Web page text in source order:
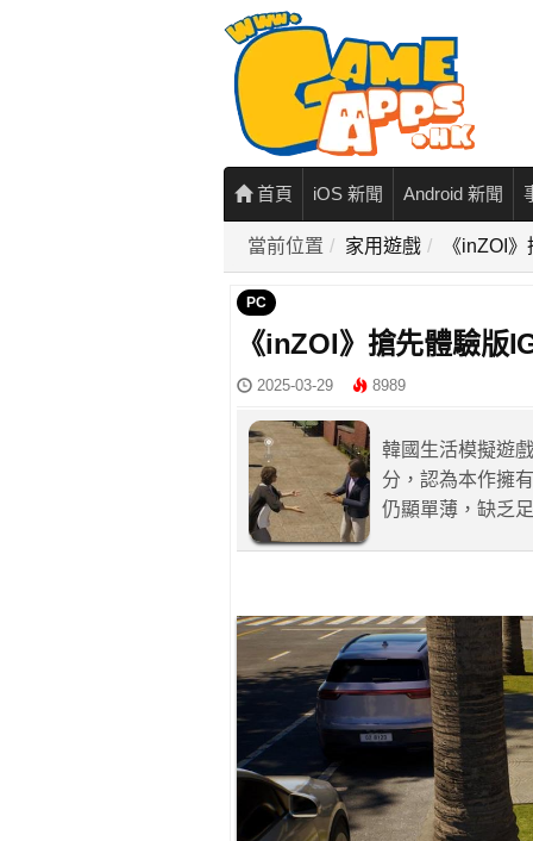
首頁 iOS 新聞 Android 新聞
當前位置 家用遊戲 《inZOI
PC
《inZOI》搶先體驗版
2025-03-29 8989
韓國生活模擬遊
分，認為本作擁
仍顯單薄，缺乏